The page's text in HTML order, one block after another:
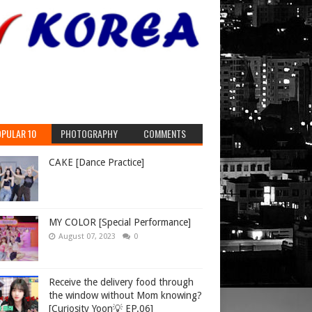
10 PHOTOGRAPHY COMMENTS
CAKE [Dance Practice]
MY COLOR [Special Performance]
August 07, 2023 0
Receive the delivery food through
the window without Mom knowing?
[Curiosity Yoon💡 EP.06]